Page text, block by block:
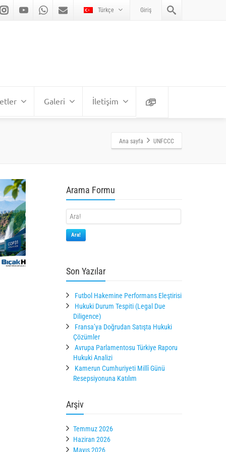
Türkçe Giriş
Galeri İletişim
Ana sayfa UNFCCC
Arama Formu
Ara!
Son Yazılar
Futbol Hakemine Performans Eleştirisi
Hukuki Durum Tespiti (Legal Due
Diligence)
Fransa’ya Doğrudan Satışta Hukuki
Çözümler
Avrupa Parlamentosu Türkiye Raporu
Hukuki Analizi
Kamerun Cumhuriyeti Millî Günü
Resepsiyonuna Katılım
Arşiv
Temmuz 2026
Haziran 2026
Mayıs 2026